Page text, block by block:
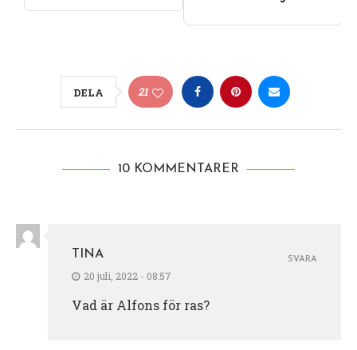
DELA 21
10 KOMMENTARER
TINA
20 juli, 2022 - 08:57
Vad är Alfons för ras?
SVARA